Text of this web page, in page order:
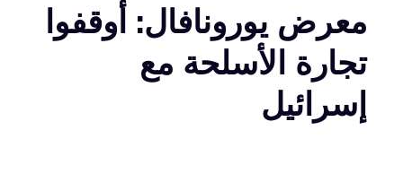
معرض يورونافال: أوقفوا
تجارة الأسلحة مع
إسرائيل